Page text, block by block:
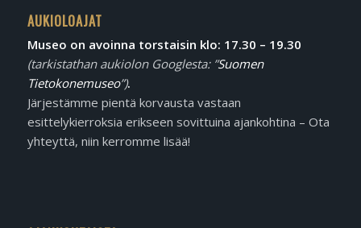
AUKIOLOAJAT
Museo on avoinna torstaisin klo: 17.30 – 19.30
(tarkistathan aukiolon Googlesta: ”Suomen
Tietokonemuseo”).
Järjestämme pientä korvausta vastaan
esittelykierroksia erikseen sovittuina ajankohtina – Ota
yhteyttä, niin kerromme lisää!